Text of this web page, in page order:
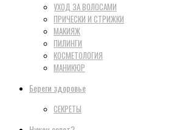
УХОД ЗА ВОЛОСАМИ
ПРИЧЕСКИ И СТРИЖКИ
МАКИЯЖ
ПИЛИНГИ
КОСМЕТОЛОГИЯ
МАНИКЮР
Береги здоровье
СЕКРЕТЫ